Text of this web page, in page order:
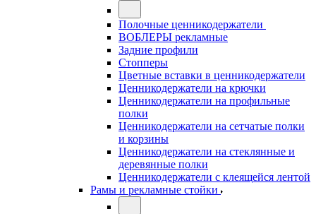
Полочные ценникодержатели
ВОБЛЕРЫ рекламные
Задние профили
Стопперы
Цветные вставки в ценникодержатели
Ценникодержатели на крючки
Ценникодержатели на профильные
полки
Ценникодержатели на сетчатые полки
и корзины
Ценникодержатели на стеклянные и
деревянные полки
Ценникодержатели с клеящейся лентой
Рамы и рекламные стойки